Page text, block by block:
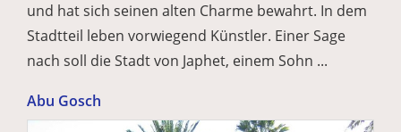
und hat sich seinen alten Charme bewahrt. In dem
Stadtteil leben vorwiegend Künstler. Einer Sage
nach soll die Stadt von Japhet, einem Sohn ...
Abu Gosch